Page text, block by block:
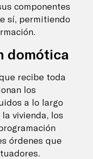
componentes
sí, permitiendo
domótica
recibe toda
los
a lo largo
vivienda, los
órdenes que